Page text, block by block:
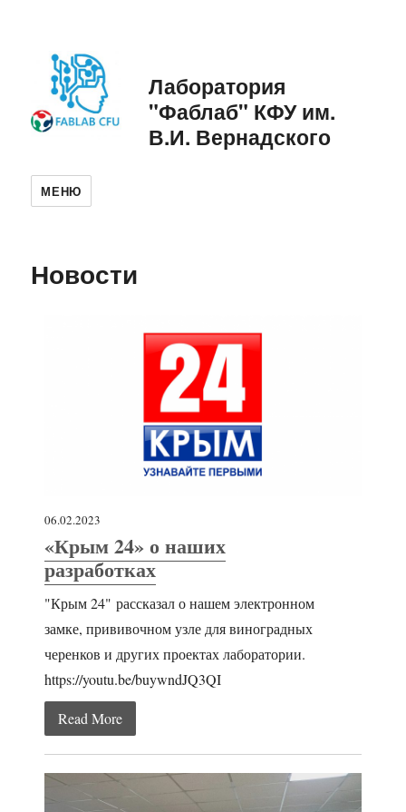
Лаборатория
"Фаблаб" КФУ им.
В.И. Вернадского
МЕНЮ
Новости
06.02.2023
«Крым 24» о наших
разработках
"Крым 24" рассказал о нашем электронном
замке, прививочном узле для виноградных
черенков и других проектах лаборатории.
https://youtu.be/buywndJQ3QI
Read More